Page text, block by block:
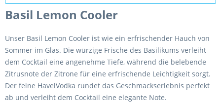
Basil Lemon Cooler
Unser Basil Lemon Cooler ist wie ein erfrischender Hauch von
Sommer im Glas. Die würzige Frische des Basilikums verleiht
dem Cocktail eine angenehme Tiefe, während die belebende
Zitrusnote der Zitrone für eine erfrischende Leichtigkeit sorgt.
Der feine HavelVodka rundet das Geschmackserlebnis perfekt
ab und verleiht dem Cocktail eine elegante Note.